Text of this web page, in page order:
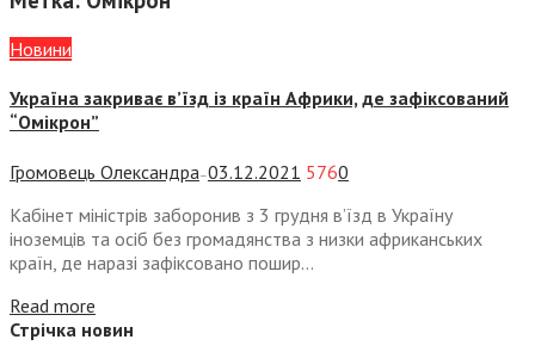
Новини
Україна закриває в’їзд із країн Африки, де зафіксований
“Омікрон”
Громовець Олександра —03.12.2021 5760
Кабінет міністрів заборонив з 3 грудня в’їзд в Україну
іноземців та осіб без громадянства з низки африканських
країн, де наразі зафіксовано пошир...
Read more
Стрічка новин